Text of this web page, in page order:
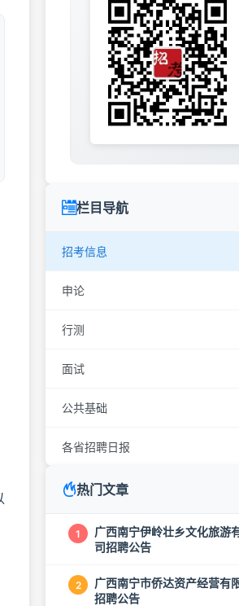
栏目导航
招考信息
申论
行测
面试
公共基础
各省招聘日报
热门文章
1
广西南宁伊岭壮乡文化旅游
司招聘公告
2
广西南宁市侨达资产经营有
招聘公告